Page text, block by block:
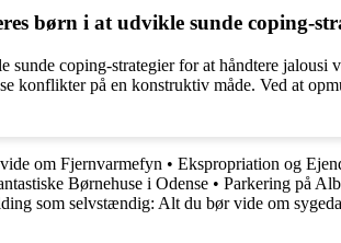
børn i at udvikle sunde coping-
sunde coping-strategier for at håndtere
konflikter på en konstruktiv måde. Ved at
om Fjernvarmefyn • Ekspropriation og
Børnehuse i Odense • Parkering på
som selvstændig: Alt du bør vide om